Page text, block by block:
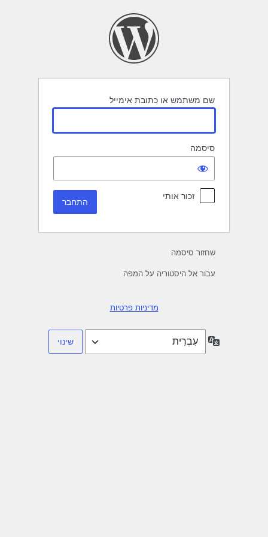
שם משתמש או כתובת אימייל
סיסמה
זכור אותי
שחזור סיסמה
עבור אל היסטוריה על המפה
מדיניות פרטיות
שפה